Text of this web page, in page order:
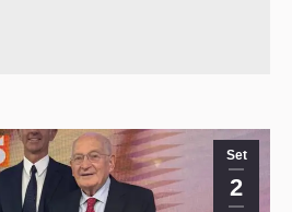
Set
2